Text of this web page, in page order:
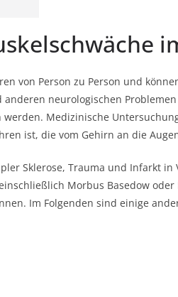
von Person zu Person und
neurologischen
Medizinische
ist, die vom Gehirn an die
Sklerose, Trauma und Infarkt in
Morbus Basedow oder
Im Folgenden sind einige